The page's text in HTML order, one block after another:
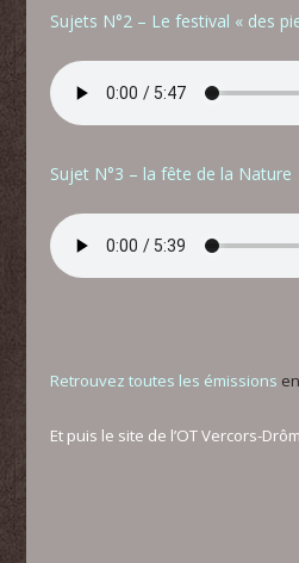
Sujets N°2 – Le festival « des
Sujet N°3 – la fête de la Nature
Retrouvez toutes les émissions
Et puis le site de l’OT Vercors-